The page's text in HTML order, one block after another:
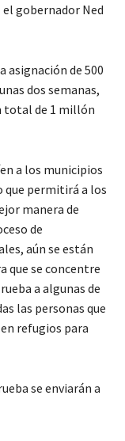
gobernador Ned
asignación de 500
dos semanas,
total de 1 millón
a los municipios
que permitirá a los
manera de
de
aún se están
que se concentre
a algunas de
las personas que
refugios para
se enviarán a